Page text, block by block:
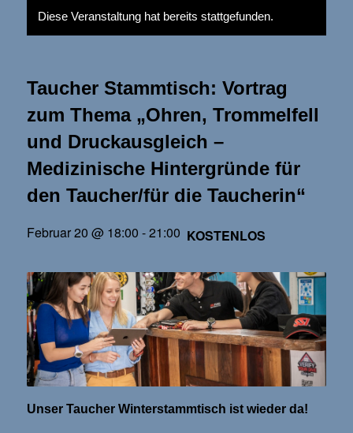
Diese Veranstaltung hat bereits stattgefunden.
Taucher Stammtisch: Vortrag
zum Thema „Ohren, Trommelfell
und Druckausgleich –
Medizinische Hintergründe für
den Taucher/für die Taucherin“
Februar 20 @ 18:00 -21:00 KOSTENLOS
Unser Taucher Winterstammtisch ist wieder da!